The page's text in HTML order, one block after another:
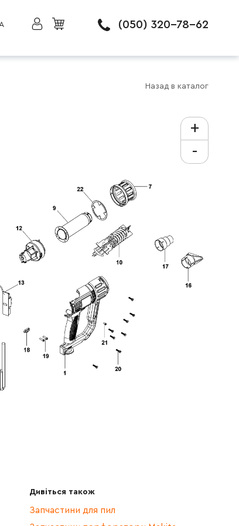
(050) 320-78-62
Назад в каталог
+
-
Дивіться також
Запчастини для пил